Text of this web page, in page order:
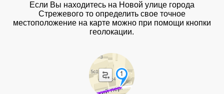
Если Вы находитесь на Новой улице города
Стрежевого то определить свое точное
местоположение на карте можно при помощи кнопки
геолокации.